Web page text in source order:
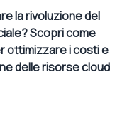
la rivoluzione del
Scopri come
ottimizzare i costi e
delle risorse cloud